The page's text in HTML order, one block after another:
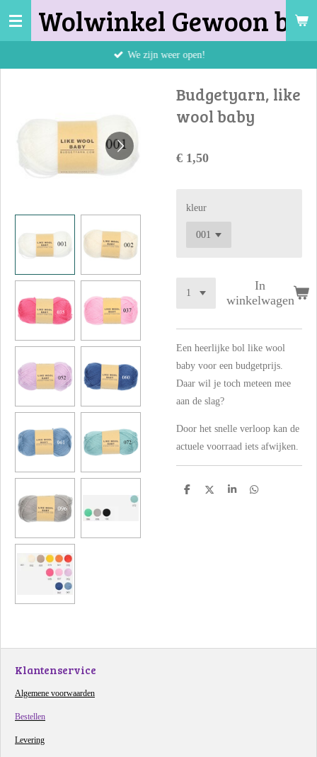
Ga
de
Wolwinkel Gewoon bij
We zijn weer open!
Budgetyarn, like
wool baby
€ 1,50
kleur
In
winkelwagen
Een heerlijke bol like wool
baby voor een budgetprijs.
Daar wil je toch meteen mee
aan de slag?
Door het snelle verloop kan de
actuele voorraad iets afwijken.
D
D
S
D
Klantenservice
Algemene voorwaarden
Bestellen
Levering